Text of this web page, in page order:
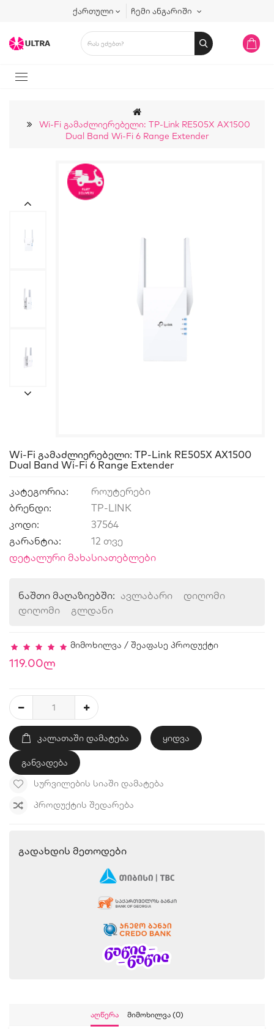
ქართული ჩემი ანგარიში
Wi-Fi Გამაძლიერებელი: TP-Link RE505X AX1500
Dual Band Wi-Fi 6 Range Extender
Wi-Fi Გამაძლიერებელი: TP-Link RE505X AX1500
Dual Band Wi-Fi 6 Range Extender
კატეგორია:
როუტერები
ბრენდი:
TP-LINK
კოდი:
37564
გარანტია:
12 თვე
დეტალური მახასიათებლები
ნაშთი მაღაზიებში: ავლაბარი
დიღომი
დიღომი
გლდანი
მიმოხილვა / შეაფასე პროდუქტი
119.00ლ
ᲙᲐᲚᲐᲗᲐᲨᲘ ᲓᲐᲛᲐᲢᲔᲑᲐ ყიდვა
განვადება
ᲡᲣᲠᲕᲘᲚᲔᲑᲘᲡ ᲡᲘᲐᲨᲘ ᲓᲐᲛᲐᲢᲔᲑᲐ
ᲞᲠᲝᲓᲣᲥᲢᲘᲡ ᲨᲔᲓᲐᲠᲔᲑᲐ
Გადახდის Მეთოდები
Აღწერა Მიმოხილვა (0)